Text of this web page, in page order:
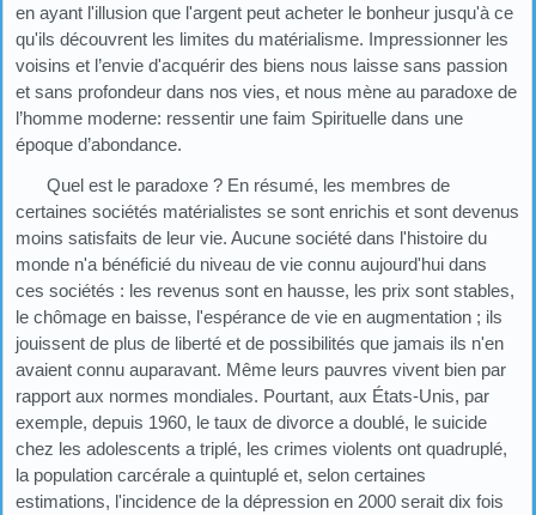
en ayant l'illusion que l'argent peut acheter le bonheur jusqu'à ce
qu'ils découvrent les limites du matérialisme. Impressionner les
voisins et l’envie d'acquérir des biens nous laisse sans passion
et sans profondeur dans nos vies, et nous mène au paradoxe de
l’homme moderne: ressentir une faim Spirituelle dans une
époque d’abondance.
Quel est le paradoxe ? En résumé, les membres de
certaines sociétés matérialistes se sont enrichis et sont devenus
moins satisfaits de leur vie. Aucune société dans l'histoire du
monde n'a bénéficié du niveau de vie connu aujourd'hui dans
ces sociétés : les revenus sont en hausse, les prix sont stables,
le chômage en baisse, l'espérance de vie en augmentation ; ils
jouissent de plus de liberté et de possibilités que jamais ils n'en
avaient connu auparavant. Même leurs pauvres vivent bien par
rapport aux normes mondiales. Pourtant, aux États-Unis, par
exemple, depuis 1960, le taux de divorce a doublé, le suicide
chez les adolescents a triplé, les crimes violents ont quadruplé,
la population carcérale a quintuplé et, selon certaines
estimations, l'incidence de la dépression en 2000 serait dix fois